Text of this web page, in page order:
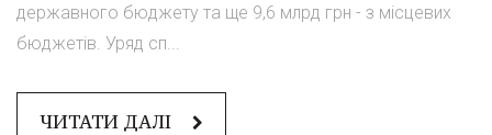
державного бюджету та ще 9,6 млрд грн - з місцевих
бюджетів. Уряд сп...
ЧИТАТИ ДАЛІ